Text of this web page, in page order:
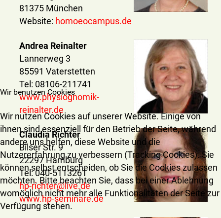
81375 München
Website: homoeocampus.de
Andrea Reinalter
Lannerweg 3
85591 Vaterstetten
Tel: 08106-211741
www.physiognomik-
reinalter.de
Claudia Richter
Bilser Str. 9
22297 Hamburg
Tel: 040-5113261
hp-richter@live.de
www.hp-seminare.de
Wir benutzen Cookies
Wir nutzen Cookies auf unserer Website. Einige von
ihnen sind essenziell für den Betrieb der Seite, während
andere uns helfen, diese Website und die
Nutzererfahrung zu verbessern (Tracking Cookies). Sie
können selbst entscheiden, ob Sie die Cookies zulassen
möchten. Bitte beachten Sie, dass bei einer Ablehnung
womöglich nicht mehr alle Funktionalitäten der Seite zur
Verfügung stehen.